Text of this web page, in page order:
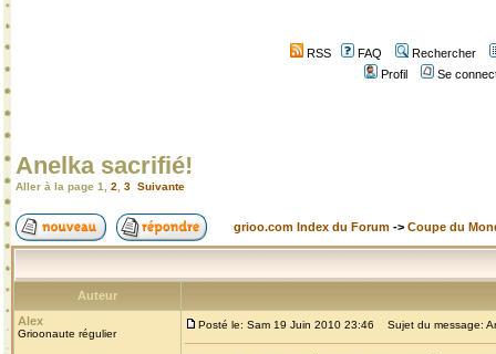
RSS FAQ
Rechercher
Profil
Se
Anelka sacrifié!
Aller à la page 1 2 3 Suivante
grioo.com Index du Forum -> Coupe du
Auteur
Alex
Grioonaute régulier
Posté le: Sam 19 Juin 2010 23:46 Sujet du message: